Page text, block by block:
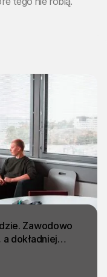
Zawodowo
a dokładniej…